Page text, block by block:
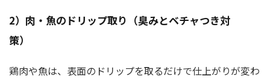
2）肉・魚のドリップ取り（臭みとベチャつき対
策）
鶏肉や魚は、表面のドリップを取るだけで仕上がりが変わ